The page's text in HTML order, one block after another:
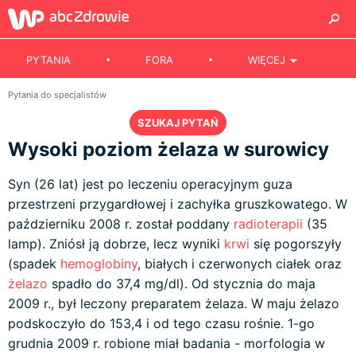
PYTANIA FORA WIĘCEJ
Pytania do specjalistów
SZUKAJ PYTAŃ
Wysoki poziom żelaza w surowicy
Syn (26 lat) jest po leczeniu operacyjnym guza
przestrzeni przygardłowej i zachyłka gruszkowatego. W
październiku 2008 r. został poddany radioterapii (35
lamp). Zniósł ją dobrze, lecz wyniki krwi się pogorszyły
(spadek hemoglobiny, białych i czerwonych ciałek oraz
żelazo spadło do 37,4 mg/dl). Od stycznia do maja
2009 r., był leczony preparatem żelaza. W maju żelazo
podskoczyło do 153,4 i od tego czasu rośnie. 1-go
grudnia 2009 r. robione miał badania - morfologia w